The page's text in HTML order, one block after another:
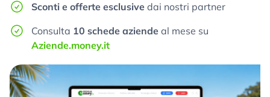
Sconti e offerte esclusive dai nostri partner
Consulta 10 schede aziende al mese su
Aziende.money.it